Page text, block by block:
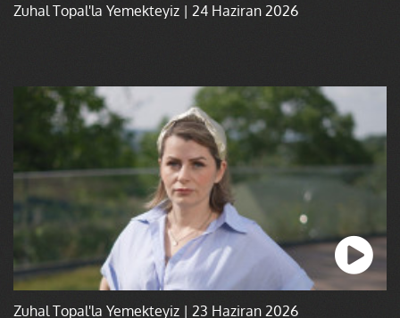
Zuhal Topal'la Yemekteyiz | 24 Haziran 2026
Zuhal Topal'la Yemekteyiz | 23 Haziran 2026